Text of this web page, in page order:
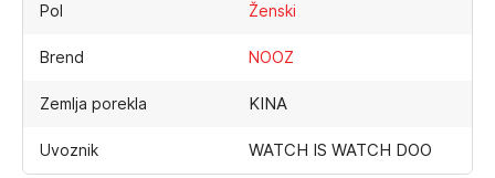
Pol Ženski
Brend NOOZ
Zemlja porekla KINA
Uvoznik WATCH IS WATCH DOO